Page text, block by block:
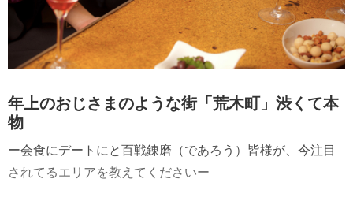
年上のおじさまのような街「荒木町」渋くて本
物
ー会食にデートにと百戦錬磨（であろう）皆様が、今注目
されてるエリアを教えてくださいー